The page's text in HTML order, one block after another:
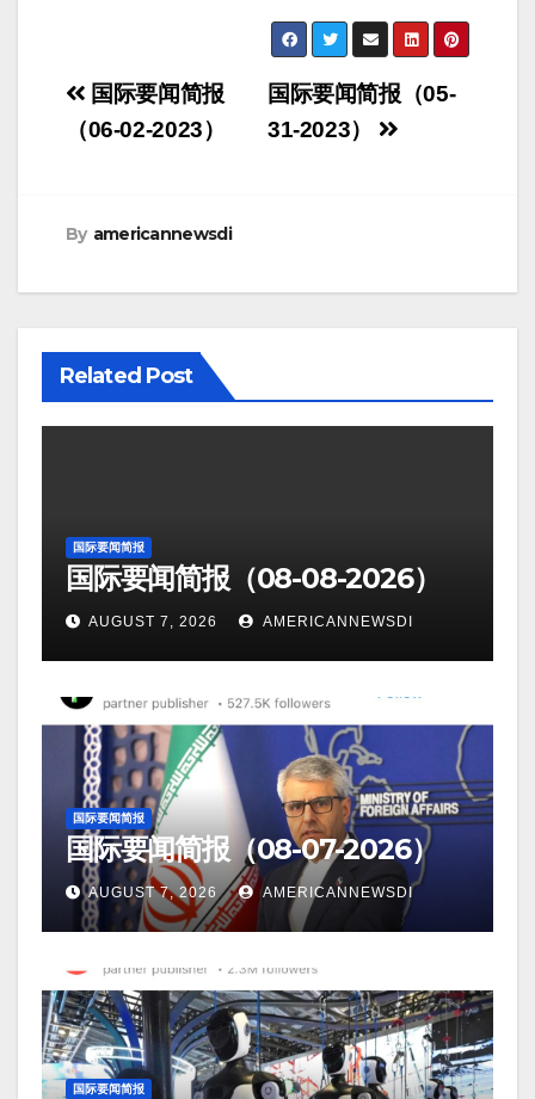
Post
navigation
国际要闻简报（05-
31-2023）
国际要闻简报
（06-02-2023）
By americannewsdi
Related Post
国际要闻简报
国际要闻简报（08-08-2026）
AUGUST 7, 2026 AMERICANNEWSDI
国际要闻简报
国际要闻简报（08-07-2026）
AUGUST 7, 2026 AMERICANNEWSDI
国际要闻简报